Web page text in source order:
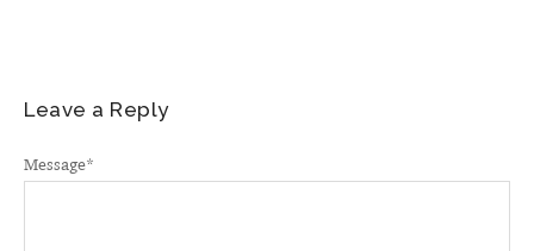
Leave a Reply
Message*